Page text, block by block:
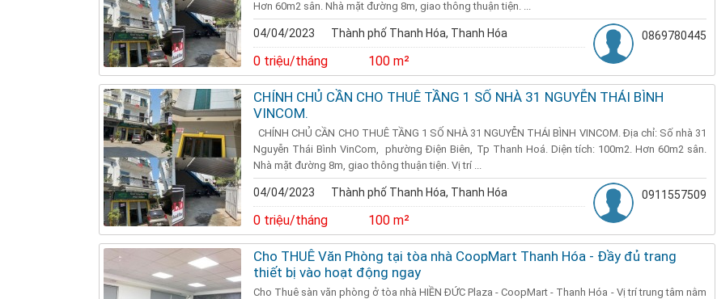
Hơn 60m2 sân. Nhà mặt đường 8m, giao thông thuận tiện. ...
04/04/2023 Thành phố Thanh Hóa, Thanh Hóa
0 triệu/tháng 100 m²
0869780445
CHÍNH CHỦ CẦN CHO THUÊ TẦNG 1 SỐ NHÀ 31 NGUYỄN THÁI BÌNH
VINCOM.
CHÍNH CHỦ CẦN CHO THUÊ TẦNG 1 SỐ NHÀ 31 NGUYỄN THÁI BÌNH VINCOM. Địa chỉ: Số nhà 31
Nguyễn Thái Bình VinCom, phường Điện Biên, Tp Thanh Hoá. Diện tích: 100m2. Hơn 60m2 sân.
Nhà mặt đường 8m, giao thông thuận tiện. Vị trí ...
04/04/2023 Thành phố Thanh Hóa, Thanh Hóa
0 triệu/tháng 100 m²
0911557509
Cho THUÊ Văn Phòng tại tòa nhà CoopMart Thanh Hóa - Đầy đủ trang
thiết bị vào hoạt động ngay
Cho Thuê sàn văn phòng ở tòa nhà HIỀN ĐỨC Plaza - CoopMart - Thanh Hóa - Vị trí trung tâm nằm